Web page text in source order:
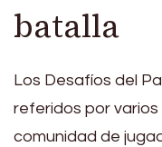
batalla
Los Desafíos del
referidos por
comunidad de